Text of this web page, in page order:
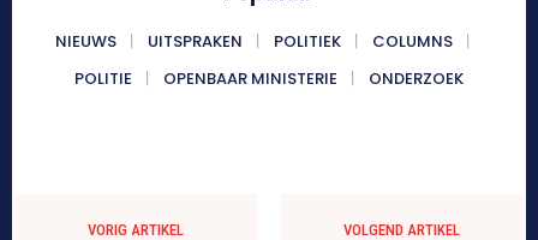
NIEUWS UITSPRAKEN POLITIEK
COLUMNS
POLITIE
OPENBAAR MINISTERIE ONDERZOEK
VORIG ARTIKEL VOLGEND ARTIKEL